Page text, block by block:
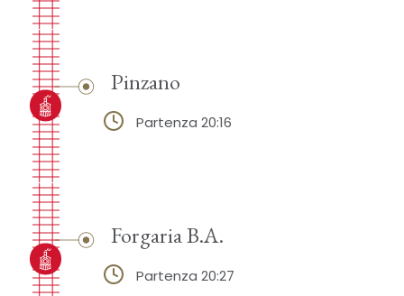
Pinzano
Partenza 20:16
Forgaria B.A.
Partenza 20:27